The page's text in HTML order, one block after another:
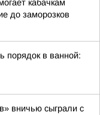
кабачкам
до заморозков
порядок в ванной:
вничью сыграли с